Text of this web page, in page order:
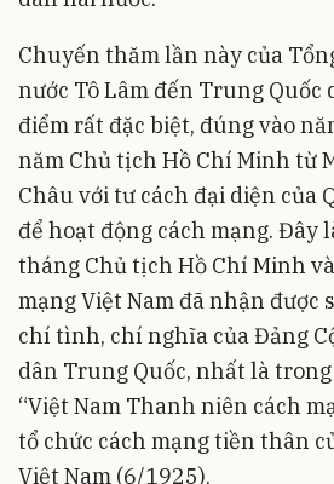
Chuyến thăm lần này của
nước Tô Lâm đến Trung Quốc
điểm rất đặc biệt, đúng vào
năm Chủ tịch Hồ Chí Minh từ
Châu với tư cách đại diện của
để hoạt động cách mạng. Đây
tháng Chủ tịch Hồ Chí Minh
mạng Việt Nam đã nhận được
chí tình, chí nghĩa của Đảng
dân Trung Quốc, nhất là
“Việt Nam Thanh niên cách
tổ chức cách mạng tiền thân
Việt Nam (6/1925).